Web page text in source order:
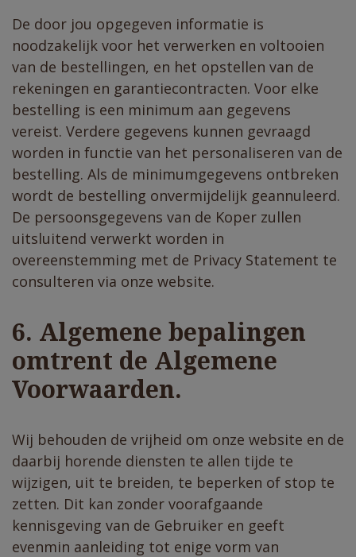
De door jou opgegeven informatie is
noodzakelijk voor het verwerken en voltooien
van de bestellingen, en het opstellen van de
rekeningen en garantiecontracten. Voor elke
bestelling is een minimum aan gegevens
vereist. Verdere gegevens kunnen gevraagd
worden in functie van het personaliseren van de
bestelling. Als de minimumgegevens ontbreken
wordt de bestelling onvermijdelijk geannuleerd.
De persoonsgegevens van de Koper zullen
uitsluitend verwerkt worden in
overeenstemming met de Privacy Statement te
consulteren via onze website.
6. Algemene bepalingen
omtrent de Algemene
Voorwaarden.
Wij behouden de vrijheid om onze website en de
daarbij horende diensten te allen tijde te
wijzigen, uit te breiden, te beperken of stop te
zetten. Dit kan zonder voorafgaande
kennisgeving van de Gebruiker en geeft
evenmin aanleiding tot enige vorm van